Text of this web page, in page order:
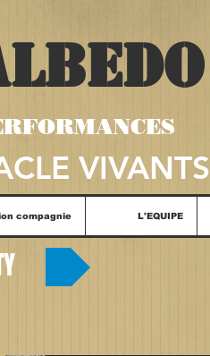
VIVANTS
compagnie L'EQUIPE